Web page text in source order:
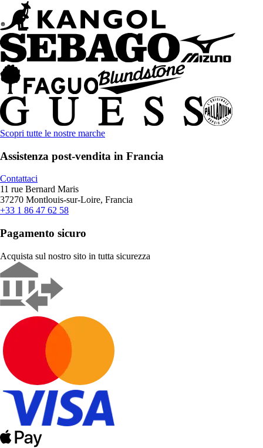
Scopri tutte le nostre marche
Assistenza post-vendita in Francia
Contattaci
11 rue Bernard Maris
37270 Montlouis-sur-Loire, Francia
+33 1 86 47 62 58
Pagamento sicuro
Acquista sul nostro sito in tutta sicurezza